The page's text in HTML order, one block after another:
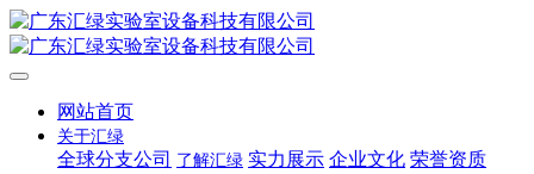
网站首页
关于汇绿
全球分支公司 了解汇绿 实力展示 企业文化 荣誉资质